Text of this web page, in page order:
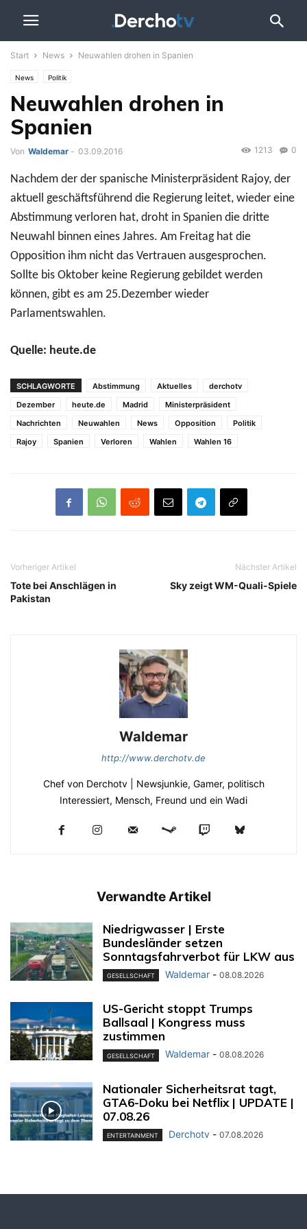
Start News Neuwahlen drohen in Spanien
News Politik
Neuwahlen drohen in
Spanien
Von Waldemar - 03.09.2016 0
1213
Nachdem der der spanische Ministerpräsident Rajoy, der
aktuell geschäftsführend die Regierung leitet, wieder eine
Abstimmung verloren hat, droht in Spanien die dritte
Neuwahl binnen eines Jahres. Am Freitag hat die
Opposition ihm nicht das Vertrauen ausgesprochen.
Sollte bis Oktober keine Regierung gebildet werden
können, gibt es am 25.Dezember wieder
Parlamentswahlen.
Quelle: heute.de
SCHLAGWORTE Abstimmung Aktuelles
derchotv
Dezember
heute.de Madrid
Ministerpräsident
Nachrichten
Neuwahlen News Opposition
Politik
Rajoy
Spanien Verloren Wahlen Wahlen 16
Vorheriger Artikel
Tote bei Anschlägen in
Pakistan
Nächster Artikel
Sky zeigt WM-Quali-Spiele
Waldemar
http://www.derchotv.de
Chef von Derchotv | Newsjunkie, Gamer, politisch
Interessiert, Mensch, Freund und ein Wadi
Verwandte Artikel
Niedrigwasser | Erste
Bundesländer setzen
Sonntagsfahrverbot für LKW aus
GESELLSCHAFT Waldemar - 08.08.2026
US-Gericht stoppt Trumps
Ballsaal | Kongress muss
zustimmen
GESELLSCHAFT Waldemar - 08.08.2026
Nationaler Sicherheitsrat tagt,
GTA6-Doku bei Netflix | UPDATE |
07.08.26
ENTERTAINMENT Derchotv - 07.08.2026